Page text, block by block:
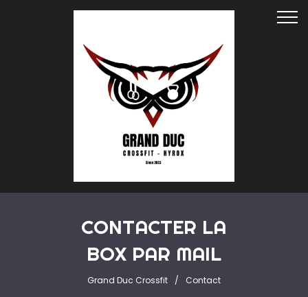
CONTACTER LA
BOX PAR MAIL
Grand Duc Crossfit Contact